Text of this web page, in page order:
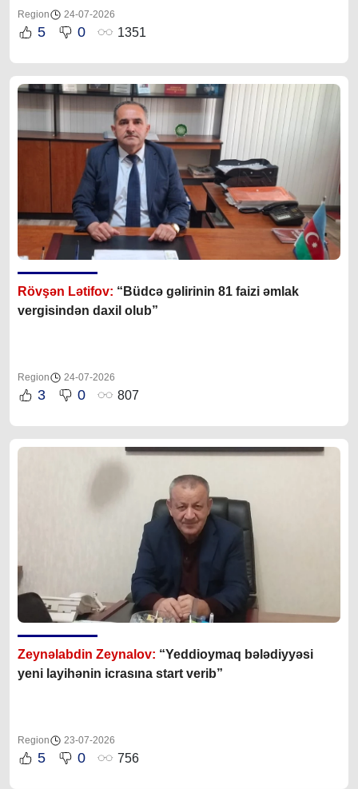
Region 24-07-2026
5 0 1351
Rövşən Lətifov: “Büdcə gəlirinin 81 faizi əmlak
vergisindən daxil olub”
Region 24-07-2026
3 0 807
Zeynəlabdin Zeynalov: “Yeddioymaq bələdiyyəsi
yeni layihənin icrasına start verib”
Region 23-07-2026
5 0 756